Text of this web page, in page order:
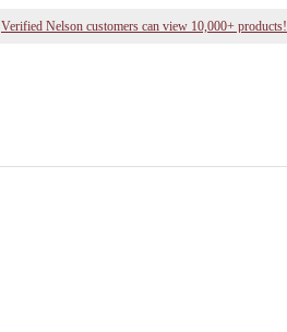
Verified Nelson customers can view 10,000+ products!